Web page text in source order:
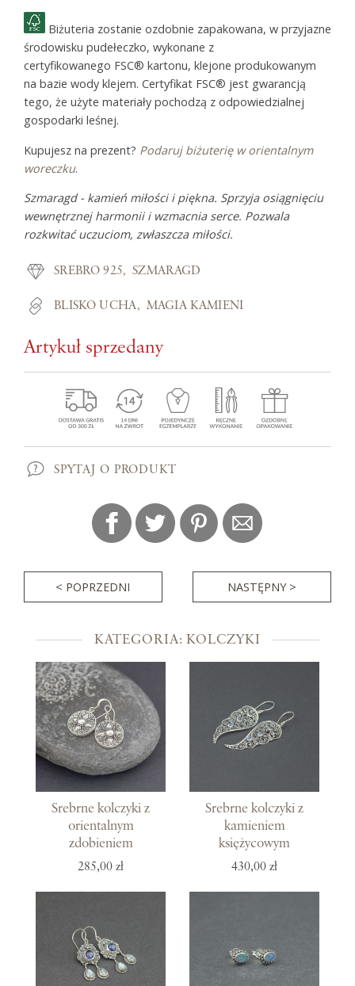
Biżuteria zostanie ozdobnie zapakowana, w przyjazne
środowisku pudełeczko, wykonane z
certyfikowanego FSC® kartonu, klejone produkowanym
na bazie wody klejem. Certyfikat FSC® jest gwarancją
tego, że użyte materiały pochodzą z odpowiedzialnej
gospodarki leśnej.
Kupujesz na prezent? Podaruj biżuterię w orientalnym
woreczku.
Szmaragd - kamień miłości i piękna. Sprzyja osiągnięciu
wewnętrznej harmonii i wzmacnia serce. Pozwala
rozkwitać uczuciom, zwłaszcza miłości.
SREBRO 925 SZMARAGD
BLISKO UCHA MAGIA KAMIENI
Artykuł sprzedany
SPYTAJ O PRODUKT
< POPRZEDNI NASTĘPNY >
KATEGORIA: KOLCZYKI
Srebrne kolczyki z
orientalnym
zdobieniem
285,00 zł
Srebrne kolczyki z
kamieniem
księżycowym
430,00 zł